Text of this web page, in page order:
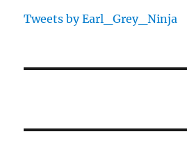
Tweets by Earl_Grey_Ninja